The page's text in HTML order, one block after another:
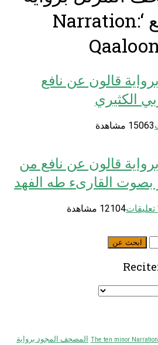
قالون عن نافع ‘Narration:
قالون عن نافع
الكثيري
15063 مشاهدة
قالون عن نافع من
القارىء طه الفهد
تعليقات12104 مشاهدة
ابحث عن
المصحف المجود برواية